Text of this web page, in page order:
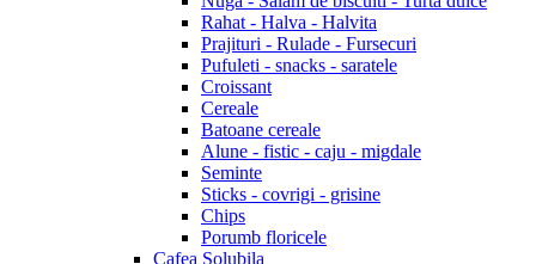
Rahat - Halva - Halvita
Prajituri - Rulade - Fursecuri
Pufuleti - snacks - saratele
Croissant
Cereale
Batoane cereale
Alune - fistic - caju - migdale
Seminte
Sticks - covrigi - grisine
Chips
Porumb floricele
Cafea Solubila